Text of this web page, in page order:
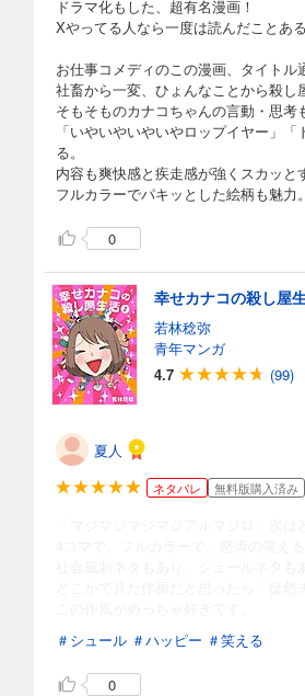
ドラマ化もした、超有名漫画！
Xやってる人なら一度は読んだことあ
お仕事コメディのこの漫画、タイトル
社畜から一変、ひょんなことから殺し
そもそものカナコちゃんの言動・思考
「いやいやいやいやロップイヤー」
る。
内容も爽快感と疾走感が強くスカッと
フルカラーでパキッとした絵柄も魅力。
0
幸せカナコの殺し屋
若林稔弥
青年マンガ
4.7
(99)
夏人
ネタバレ 無料版購入済み
＃シュール ＃ハッピー ＃笑える
0